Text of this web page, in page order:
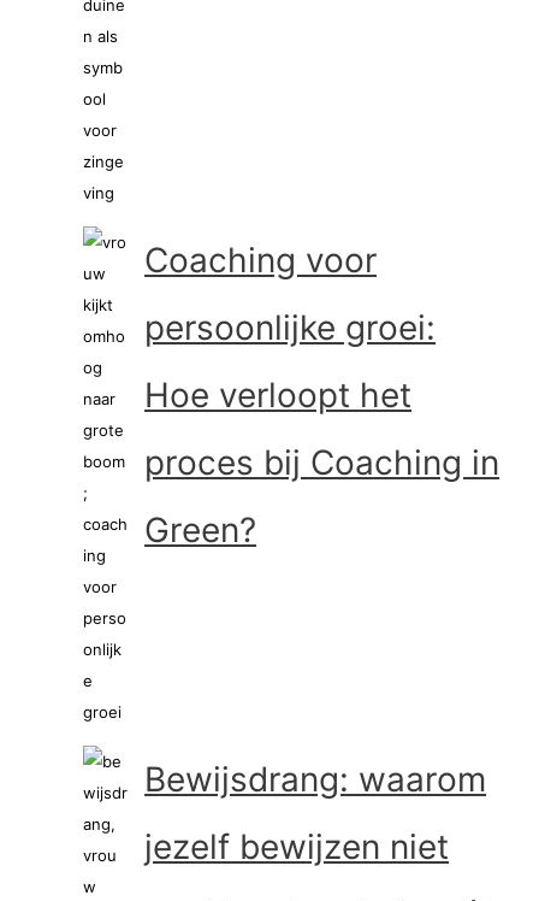
Coaching voor
persoonlijke groei:
Hoe verloopt het
proces bij Coaching in
Green?
Bewijsdrang: waarom
jezelf bewijzen niet